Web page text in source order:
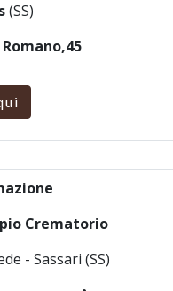
(SS)
Crematorio
- Sassari (SS)